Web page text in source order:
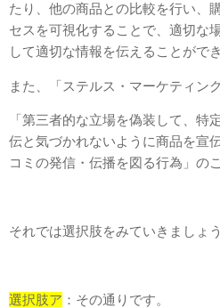
たり、他の商品との比較を行い、
セスを可視化することで、 適切な
して適切な情報を伝えることがで
また、「ステルス・マーケティン
「第三者的な立場を偽装して、特
伝と気づかれないように商品を宣
コミの発信・伝播を図る行為」の
それでは選択肢をみていきましょう
選択肢ア ：その通りです。